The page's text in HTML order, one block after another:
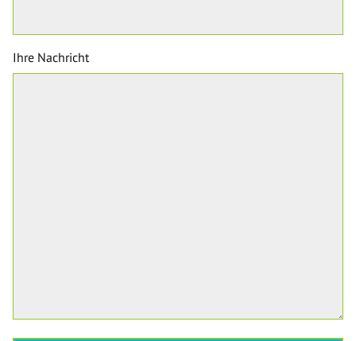
Ihre Nachricht